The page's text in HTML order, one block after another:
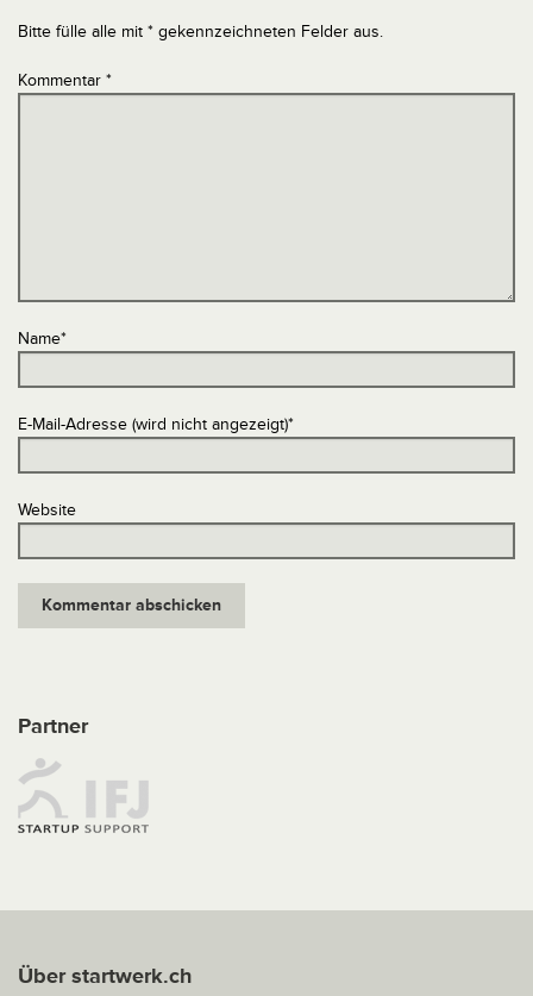
Bitte fülle alle mit * gekennzeichneten Felder aus.
Kommentar *
Name*
E-Mail-Adresse (wird nicht angezeigt)*
Website
Partner
Über startwerk.ch